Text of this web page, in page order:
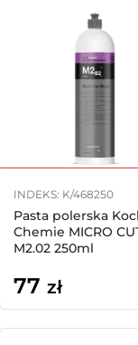
INDEKS: K/468250
Pasta polerska
Chemie MICRO
M2.02 250ml
77 zł